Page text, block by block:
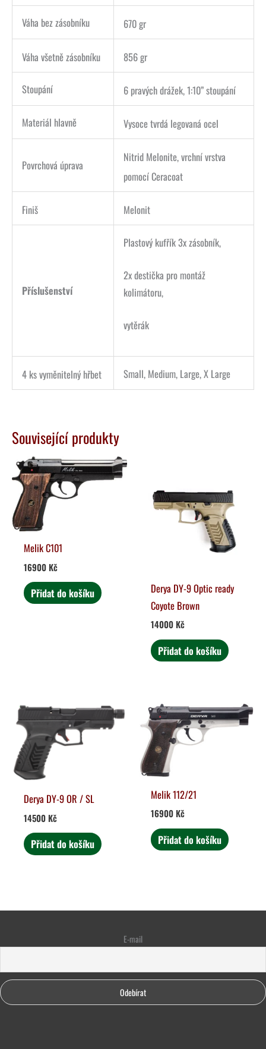
Váha bez zásobníku 670 gr
Váha všetně zásobníku 856 gr
Stoupání 6 pravých drážek, 1:10” stoupání
Materiál hlavně Vysoce tvrdá legovaná ocel
Povrchová úprava
Nitrid Melonite, vrchní vrstva
pomocí Ceracoat
Finiš Melonit
Příslušenství
Plastový kufřík 3x zásobník,
2x destička pro montáž
kolimátoru,
vytěrák
4 ks vyměnitelný hřbet Small, Medium, Large, X Large
Související produkty
Melik C101
16900 Kč
Přidat do košíku
Derya DY-9 Optic ready
Coyote Brown
14000 Kč
Přidat do košíku
Derya DY-9 OR / SL
14500 Kč
Přidat do košíku
Melik 112/21
16900 Kč
Přidat do košíku
E-mail